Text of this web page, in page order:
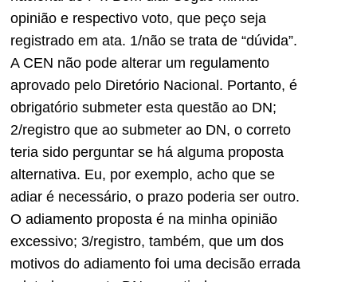
opinião e respectivo voto, que peço seja
registrado em ata. 1/não se trata de “dúvida”.
A CEN não pode alterar um regulamento
aprovado pelo Diretório Nacional. Portanto, é
obrigatório submeter esta questão ao DN;
2/registro que ao submeter ao DN, o correto
teria sido perguntar se há alguma proposta
alternativa. Eu, por exemplo, acho que se
adiar é necessário, o prazo poderia ser outro.
O adiamento proposta é na minha opinião
excessivo; 3/registro, também, que um dos
motivos do adiamento foi uma decisão errada